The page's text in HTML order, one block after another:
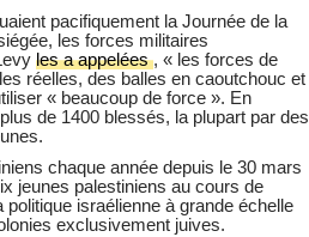
pacifiquement la Journée de la
les forces militaires
les a appelées, « les forces de
réelles, des balles en caoutchouc et
« beaucoup de force ». En
de 1400 blessés, la plupart par des
chaque année depuis le 30 mars
jeunes palestiniens au cours de
israélienne à grande échelle
exclusivement juives.